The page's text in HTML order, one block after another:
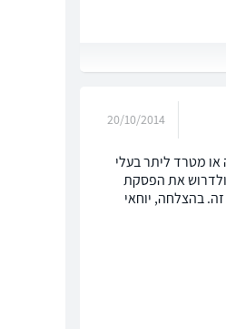
20/10/2014
או מטרד ליתר בעלי
ולדרוש את הפסקת
בהצלחה, יוחאי